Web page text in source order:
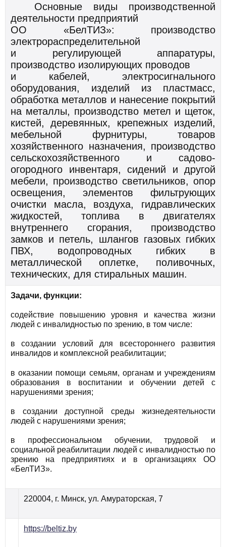
Основные виды производственной
деятельности предприятий
ОО «БелТИЗ»: производство
электрораспределительной
и регулирующей аппаратуры,
производство изолирующих проводов
и кабелей, электросигнального
оборудования, изделий из пластмасс,
обработка металлов и нанесение покрытий
на металлы, производство метел и щеток,
кистей, деревянных, крепежных изделий,
мебельной фурнитуры, товаров
хозяйственного назначения, производство
сельскохозяйственного и садово-
огородного инвентаря, сидений и другой
мебели, производство светильников, опор
освещения, элементов фильтрующих
очистки масла, воздуха, гидравлических
жидкостей, топлива в двигателях
внутреннего сгорания, производство
замков и петель, шлангов газовых гибких
ПВХ, водопроводных гибких в
металлической оплетке, поливочных,
технических, для стиральных машин.
Задачи, функции:
содействие повышению уровня и качества жизни
людей с инвалидностью по зрению, в том числе:
в создании условий для всестороннего развития
инвалидов и комплексной реабилитации;
в оказании помощи семьям, органам и учреждениям
образования в воспитании и обучении детей с
нарушениями зрения;
в создании доступной среды жизнедеятельности
людей с нарушениями зрения;
в профессиональном обучении, трудовой и
социальной реабилитации людей с инвалидностью по
зрению на предприятиях и в организациях ОО
«БелТИЗ».
220004, г. Минск, ул. Амураторская, 7
https://beltiz.by